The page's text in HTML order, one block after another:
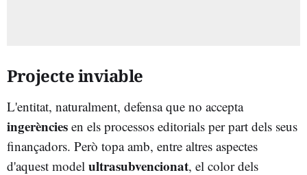
Projecte inviable
L'entitat, naturalment, defensa que no accepta
ingerències en els processos editorials per part dels seus
finançadors. Però topa amb, entre altres aspectes
d'aquest model ultrasubvencionat, el color dels